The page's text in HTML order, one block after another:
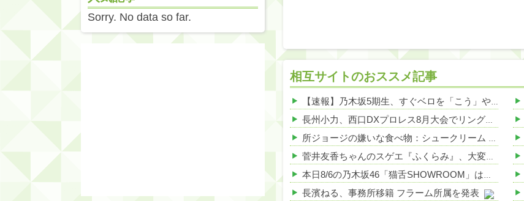
相互サイトのおススメ記事
【速報】乃木坂5期生、すぐベロを「こう」やってシてしまうwwwwww 他
長州小力、西口DXプロレス8月大会でリング復帰 対戦相手はクロちゃん 他
所ジョージの嫌いな食べ物：シュークリーム 他 NEW!
菅井友香ちゃんのスゲエ『ふくらみ』、大変なことになってるって... 他
本日8/6の乃木坂46「猫舌SHOWROOM」は筒井あやめ＆鈴木佑捺
長濱ねる、事務所移籍 フラーム所属を発表
Sorry. No data so far.